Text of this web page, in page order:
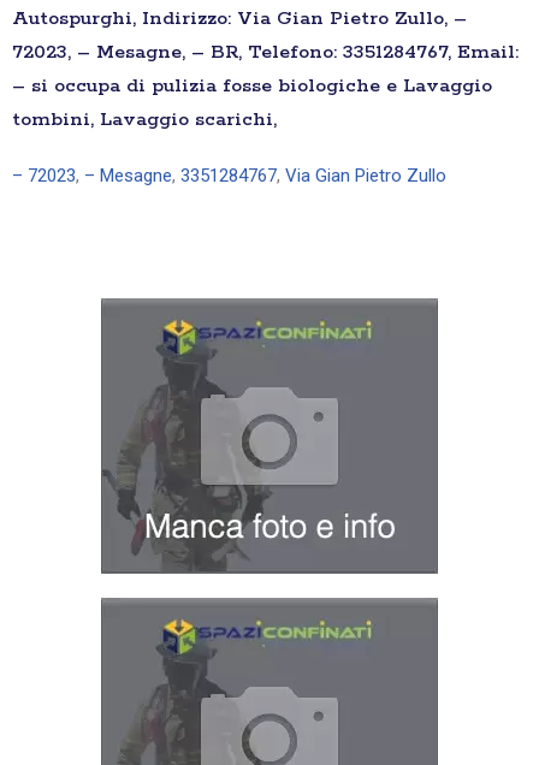
Autospurghi, Indirizzo: Via Gian Pietro Zullo, –
72023, – Mesagne, – BR, Telefono: 3351284767, Email:
– si occupa di pulizia fosse biologiche e Lavaggio
tombini, Lavaggio scarichi,
– 72023, – Mesagne, 3351284767, Via Gian Pietro Zullo